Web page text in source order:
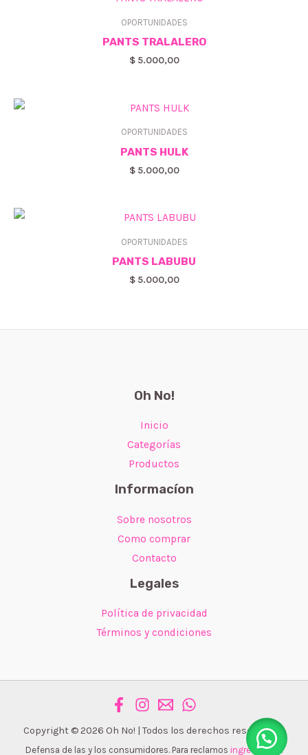
OPORTUNIDADES
PANTS TRALALERO
$5.000,00
OPORTUNIDADES
PANTS HULK
$5.000,00
OPORTUNIDADES
PANTS LABUBU
$5.000,00
Oh No!
Inicio
Categorías
Productos
Informacíon
Sobre nosotros
Como comprar
Contacto
Legales
Política de privacidad
Términos y condiciones
Copyright © 2026 Oh No! | Todos los derechos reservados.
Defensa de las y los consumidores. Para reclamos ingrese aquí .